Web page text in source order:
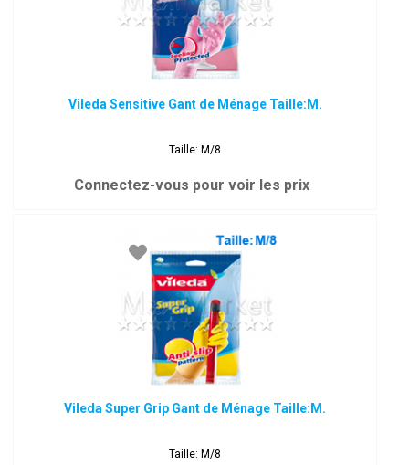
Vileda Sensitive Gant de Ménage Taille:M.
Taille: M/8
Connectez-vous pour voir les prix
Vileda Super Grip Gant de Ménage Taille:M.
Taille: M/8